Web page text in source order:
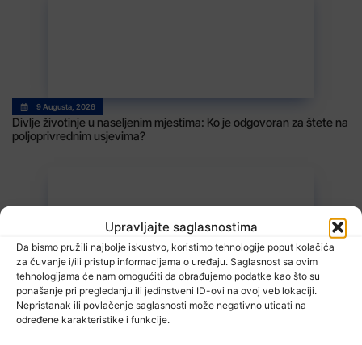
Upravljajte saglasnostima
Da bismo pružili najbolje iskustvo, koristimo tehnologije poput kolačića
za čuvanje i/ili pristup informacijama o uređaju. Saglasnost sa ovim
tehnologijama će nam omogućiti da obrađujemo podatke kao što su
ponašanje pri pregledanju ili jedinstveni ID-ovi na ovoj veb lokaciji.
Nepristanak ili povlačenje saglasnosti može negativno uticati na
određene karakteristike i funkcije.
9 Augusta, 2026
Divlje životinje u naseljenim mjestima: Ko je odgovoran za štete na
poljoprivrednim usjevima?
9 Augusta, 2026
Sapna: Održana promocija filma Avde Hiseinovića „„Sapna –
između čekića i nakovnja, ratni put 206. viteške ratne brigade